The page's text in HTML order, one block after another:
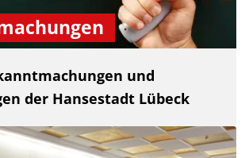
und
der Hansestadt Lübeck